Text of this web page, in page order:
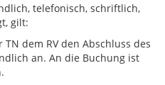
telefonisch, schriftlich,
gilt:
dem RV den Abschluss des
an. An die Buchung ist